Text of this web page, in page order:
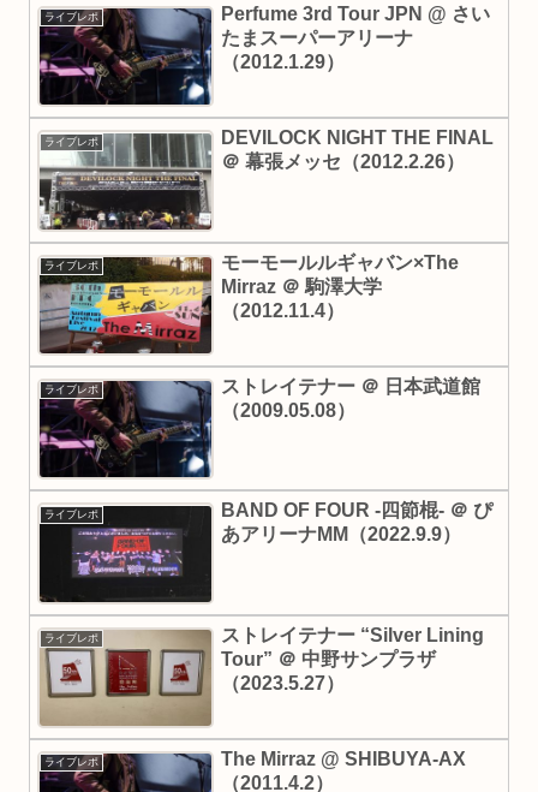
ライブレポ
Perfume 3rd Tour JPN @ さい
たまスーパーアリーナ
（2012.1.29）
ライブレポ
DEVILOCK NIGHT THE FINAL
＠ 幕張メッセ（2012.2.26）
ライブレポ
モーモールルギャバン×The
Mirraz ＠ 駒澤大学
（2012.11.4）
ライブレポ
ストレイテナー ＠ 日本武道館
（2009.05.08）
ライブレポ
BAND OF FOUR -四節棍- ＠ ぴ
あアリーナMM（2022.9.9）
ライブレポ
ストレイテナー “Silver Lining
Tour” ＠ 中野サンプラザ
（2023.5.27）
ライブレポ
The Mirraz @ SHIBUYA-AX
（2011.4.2）